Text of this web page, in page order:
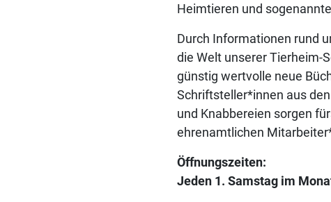
Heimtieren und
Durch Informationen rund
die Welt unserer Tierheim-
günstig wertvolle neue
Schriftsteller*innen aus
und Knabbereien sorgen
ehrenamtlichen
Öffnungszeiten:
Jeden 1. Samstag im